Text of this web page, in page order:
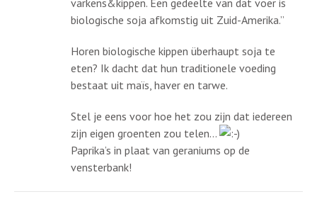
varkens&kippen. Een gedeelte van dat voer is
biologische soja afkomstig uit Zuid-Amerika.”
Horen biologische kippen überhaupt soja te
eten? Ik dacht dat hun traditionele voeding
bestaat uit maïs, haver en tarwe.
Stel je eens voor hoe het zou zijn dat iedereen
zijn eigen groenten zou telen…
Paprika’s in plaat van geraniums op de
vensterbank!